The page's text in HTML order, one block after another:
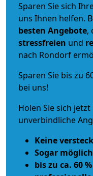
Sparen Sie sich
uns Ihnen helfen.
besten Angebote,
stressfreien und
nach Rondorf
Sparen Sie bis zu
bei uns!
Holen Sie sich
unverbindliche
Keine
Sogar
bis zu ca. 60